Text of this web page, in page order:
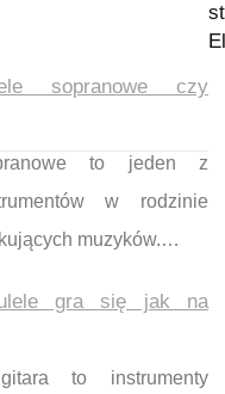
sopranowe czy
to jeden z
w rodzinie
muzyków.…
gra się jak na
to instrumenty